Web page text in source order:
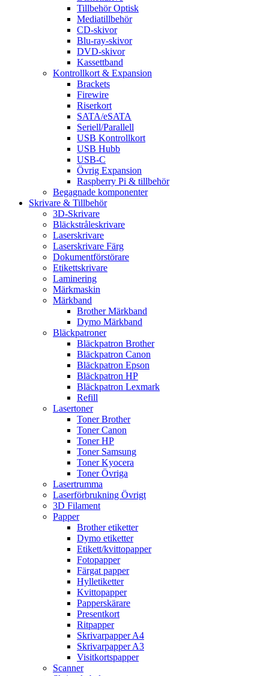
Tillbehör Optisk
Mediatillbehör
CD-skivor
Blu-ray-skivor
DVD-skivor
Kassettband
Kontrollkort & Expansion
Brackets
Firewire
Riserkort
SATA/eSATA
Seriell/Parallell
USB Kontrollkort
USB Hubb
USB-C
Övrig Expansion
Raspberry Pi & tillbehör
Begagnade komponenter
Skrivare & Tillbehör
3D-Skrivare
Bläckstråleskrivare
Laserskrivare
Laserskrivare Färg
Dokumentförstörare
Etikettskrivare
Laminering
Märkmaskin
Märkband
Brother Märkband
Dymo Märkband
Bläckpatroner
Bläckpatron Brother
Bläckpatron Canon
Bläckpatron Epson
Bläckpatron HP
Bläckpatron Lexmark
Refill
Lasertoner
Toner Brother
Toner Canon
Toner HP
Toner Samsung
Toner Kyocera
Toner Övriga
Lasertrumma
Laserförbrukning Övrigt
3D Filament
Papper
Brother etiketter
Dymo etiketter
Etikett/kvittopapper
Fotopapper
Färgat papper
Hylletiketter
Kvittopapper
Papperskärare
Presentkort
Ritpapper
Skrivarpapper A4
Skrivarpapper A3
Visitkortspapper
Scanner